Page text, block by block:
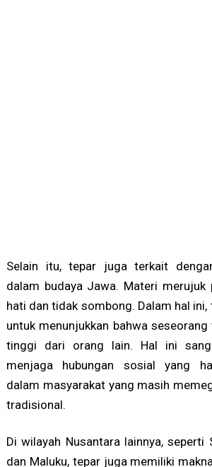
Selain itu, tepar juga terkait
dalam budaya Jawa. Materi merujuk
hati dan tidak sombong. Dalam hal
untuk menunjukkan bahwa
tinggi dari orang lain. Hal ini
menjaga hubungan sosial yang
dalam masyarakat yang masih
tradisional.
Di wilayah Nusantara lainnya, seperti
dan Maluku, tepar juga memiliki